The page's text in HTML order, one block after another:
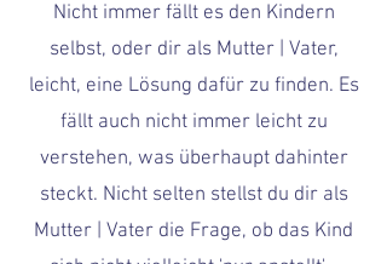
Nicht immer fällt es den Kindern
selbst, oder dir als Mutter | Vater,
leicht, eine Lösung dafür zu finden. Es
fällt auch nicht immer leicht zu
verstehen, was überhaupt dahinter
steckt. Nicht selten stellst du dir als
Mutter | Vater die Frage, ob das Kind